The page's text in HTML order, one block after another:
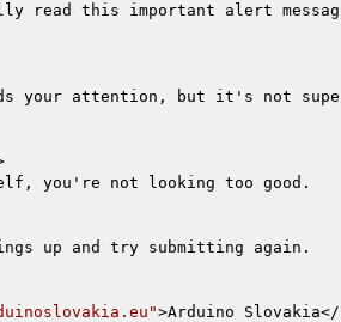
read this important alert messag
your attention, but it's not supe
you're not looking too good.
up and try submitting again.
>Arduino Slovakia</